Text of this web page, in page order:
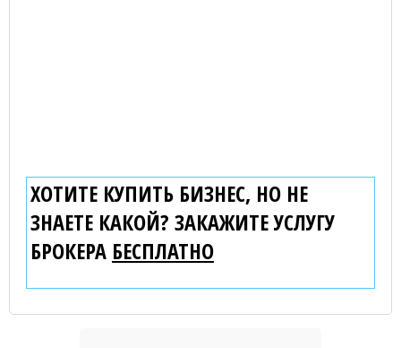
ХОТИТЕ КУПИТЬ БИЗНЕС, НО НЕ
ЗНАЕТЕ КАКОЙ? ЗАКАЖИТЕ УСЛУГУ
БРОКЕРА БЕСПЛАТНО